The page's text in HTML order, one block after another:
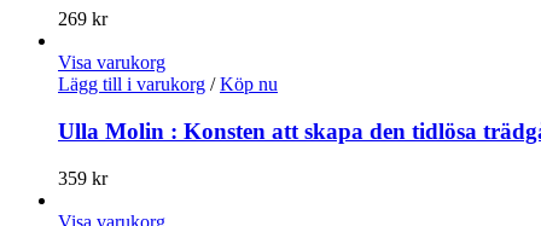
269 kr
Visa varukorg
Lägg till i varukorg / Köp nu
Ulla Molin : Konsten att skapa den tidlösa
359 kr
Visa varukorg